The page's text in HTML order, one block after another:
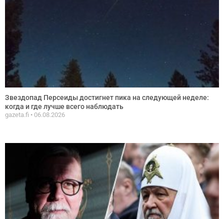
Звездопад Персеиды достигнет пика на следующей неделе:
когда и где лучше всего наблюдать
gazeta.fi 06.08.2026